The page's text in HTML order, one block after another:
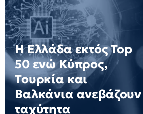
Η Ελλάδα εκτός Top
50 ενώ Κύπρος,
Τουρκία και
Βαλκάνια ανεβάζουν
ταχύτητα